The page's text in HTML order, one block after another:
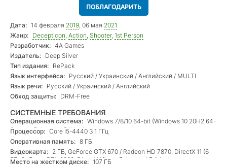
ПОБЛАГОДАРИТЬ
Дата: 14 февраля 2019, 06 мая 2021
Жанр: Decepticon, Action, Shooter, 1st Person
Разработчик: 4A Games
Издатель: Deep Silver
Тип издания: RePack
Язык интерфейса: Русский / Украинский / Английский / MULTI
Язык речи: Русский / Украинский / Английский
Обход защиты: DRM-Free
СИСТЕМНЫЕ ТРЕБОВАНИЯ
Операционная система: Windows 7/8/10 64-bit (Windows 10 20H2 64-
бит для Enhanced Edition)
Процессор: Core i5-4440 3.1 ГГц
Оперативная память: 8 ГБ
Видеокарта: 2 ГБ, GeForce GTX 670 / Radeon HD 7870, DirectX 11 (6
ГБ, GeForce RTX 2060, DirectX 12 для Enhanced Edition)
Место на жестком диске: 107 ГБ